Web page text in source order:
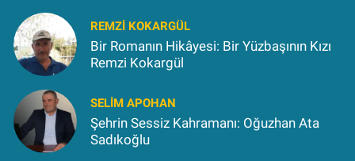
REMZI KOKARGÜL
Bir Romanın Hikâyesi: Bir Yüzbaşının Kızı
Remzi Kokargül
SELIM APOHAN
Şehrin Sessiz Kahramanı: Oğuzhan Ata
Sadıkoğlu